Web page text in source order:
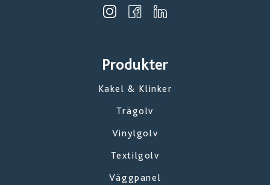
Produkter
Kakel & Klinker
Trägolv
Vinylgolv
Textilgolv
Väggpanel